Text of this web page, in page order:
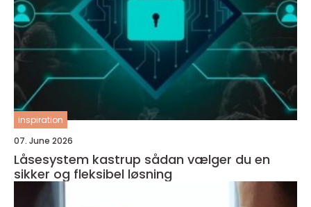
inspiration
07. June 2026
Låsesystem kastrup sådan vælger du en
sikker og fleksibel løsning